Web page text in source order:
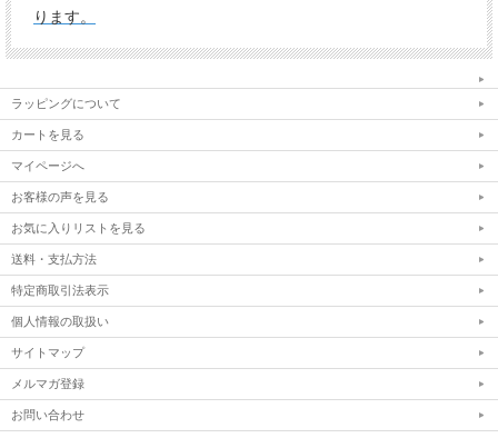
ります。
ラッピングについて
カートを見る
マイページへ
お客様の声を見る
お気に入りリストを見る
送料・支払方法
特定商取引法表示
個人情報の取扱い
サイトマップ
メルマガ登録
お問い合わせ